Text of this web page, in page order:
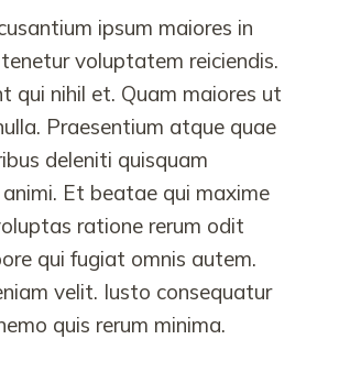
ipsum maiores in
voluptatem reiciendis.
qui nihil et. Quam maiores ut
Praesentium atque quae
deleniti quisquam
Et beatae qui maxime
ratione rerum odit
qui fugiat omnis autem.
velit. Iusto consequatur
quis rerum minima.